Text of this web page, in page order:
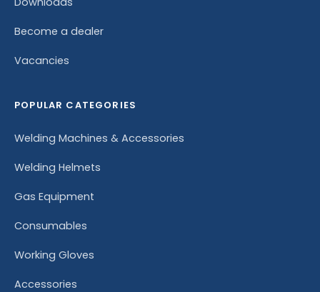
Become a dealer
Vacancies
POPULAR CATEGORIES
Welding Machines & Accessories
Welding Helmets
Gas Equipment
Consumables
Working Gloves
Accessories